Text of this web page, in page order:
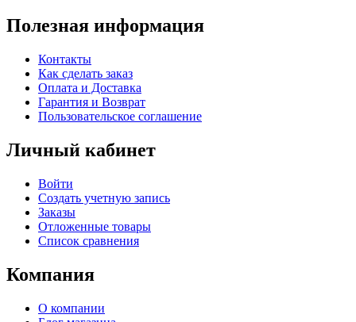
Полезная информация
Контакты
Как сделать заказ
Оплата и Доставка
Гарантия и Возврат
Пользовательское соглашение
Личный кабинет
Войти
Создать учетную запись
Заказы
Отложенные товары
Список сравнения
Компания
О компании